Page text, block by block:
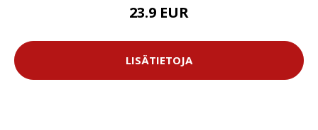
23.9 EUR
LISÄTIETOJA